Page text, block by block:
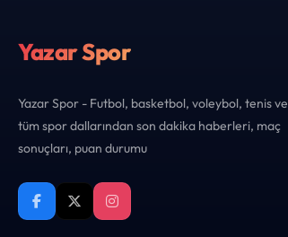
Yazar Spor
Yazar Spor - Futbol, basketbol, voleybol, tenis ve
tüm spor dallarından son dakika haberleri, maç
sonuçları, puan durumu